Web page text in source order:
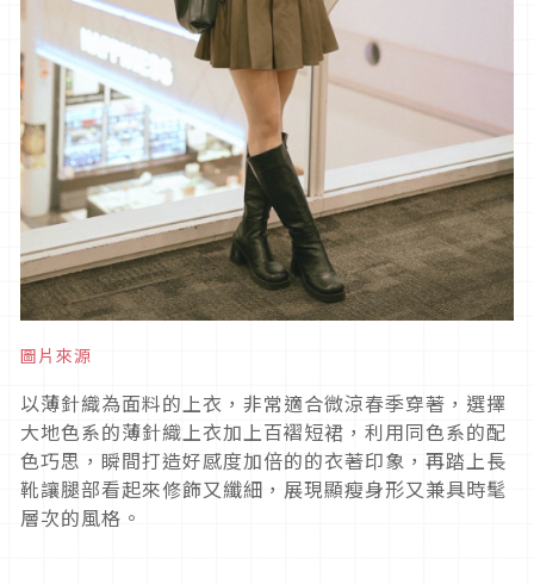
圖片來源
以薄針織為面料的上衣，非常適合微涼春季穿著，選擇
大地色系的薄針織上衣加上百褶短裙，利用同色系的配
色巧思，瞬間打造好感度加倍的的衣著印象，再踏上長
靴讓腿部看起來修飾又纖細，展現顯瘦身形又兼具時髦
層次的風格。